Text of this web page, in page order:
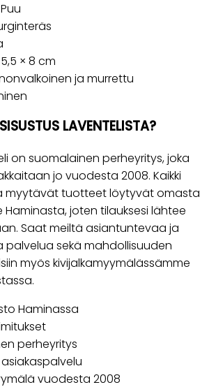
× 8 cm
ja murrettu
LAVENTELISTA?
on suomalainen perheyritys, joka
jo vuodesta 2008. Kaikki
myytävät tuotteet löytyvät omasta
joten tilauksesi lähtee
Saat meiltä asiantuntevaa ja
palvelua sekä mahdollisuuden
myös kivijalkamyymälässämme
Haminassa
perheyritys
asiakaspalvelu
vuodesta 2008